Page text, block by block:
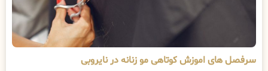
سرفصل های اموزش کوتاهی مو زنانه در نایروبی